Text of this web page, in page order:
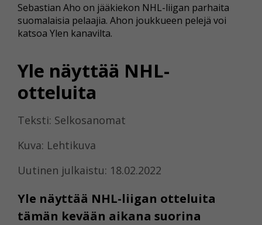
Yle näyttää NHL-
otteluita
Teksti: Selkosanomat
Kuva: Lehtikuva
Uutinen julkaistu: 18.02.2022
Yle näyttää NHL-liigan otteluita
tämän kevään aikana suorina
Sebastian Aho on jääkiekon NHL-liigan parhaita
suomalaisia pelaajia. Ahon joukkueen pelejä voi
katsoa Ylen kanavilta.